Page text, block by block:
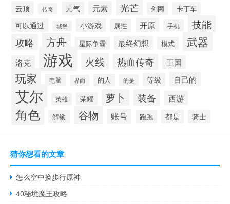
云顶 传奇 元气 元素 光芒 剑网 卡丁车
可以通过 城堡 小游戏 属性 开原 手机 技能
攻略 方舟 星际争霸 最终幻想 模式 武器
洛克 游戏 火线 热血传奇 王国
玩家 电脑 界面 的人 的是 等级 自己的
艾尔 英雄 荣耀 萝卜 装备 西游
角色 解锁 谷物 账号 跑跑 都是 骑士
猜你想看的文章
怎么空中换步行原神
40秘境魔王攻略